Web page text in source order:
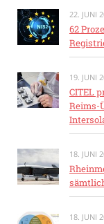
22. JUNI
62
19. JUNI
CITEL
Reims-
18. JUNI
18. JUNI